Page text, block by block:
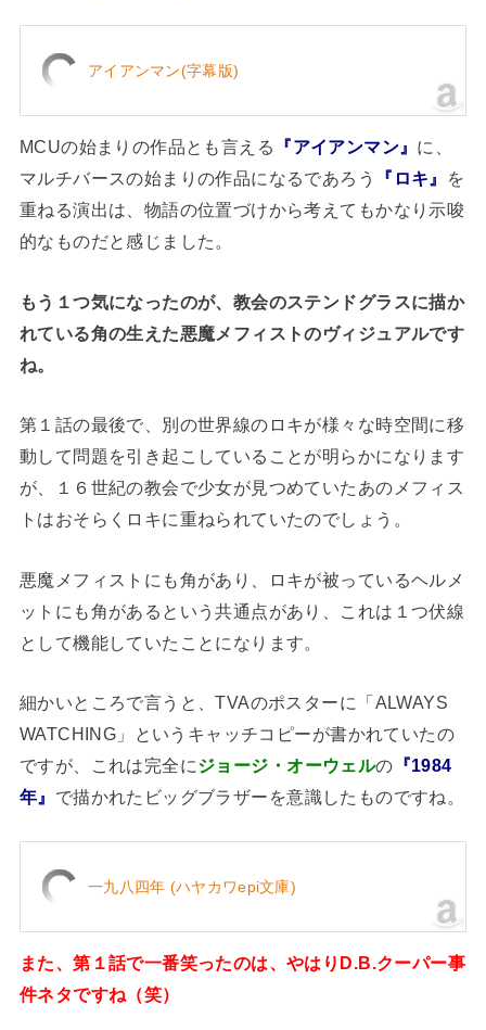
アイアンマン(字幕版)
MCUの始まりの作品とも言える 『アイアンマン』 に、
マルチバースの始まりの作品になるであろう
『ロキ』
を
重ねる演出は、物語の位置づけから考えてもかなり示唆
的なものだと感じました。
もう１つ気になったのが、教会のステンドグラスに描か
れている角の生えた悪魔メフィストのヴィジュアルです
ね。
第１話の最後で、別の世界線のロキが様々な時空間に移
動して問題を引き起こしていることが明らかになります
が、１６世紀の教会で少女が見つめていたあのメフィス
トはおそらくロキに重ねられていたのでしょう。
悪魔メフィストにも角があり、ロキが被っているヘルメ
ットにも角があるという共通点があり、これは１つ伏線
として機能していたことになります。
細かいところで言うと、TVAのポスターに「ALWAYS
WATCHING」というキャッチコピーが書かれていたの
ですが、これは完全にジョージ・オーウェルの 『1984
年』 で描かれたビッグブラザーを意識したものですね。
一九八四年 (ハヤカワepi文庫)
また、第１話で一番笑ったのは、やはりD.B.クーパー事
件ネタですね（笑）